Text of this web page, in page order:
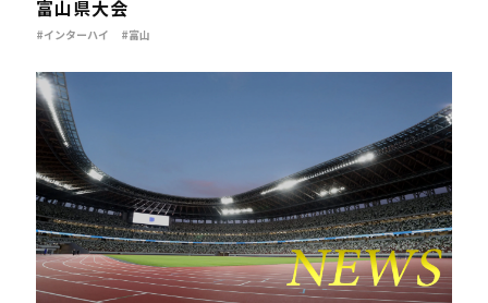
富山県大会
#インターハイ #富山